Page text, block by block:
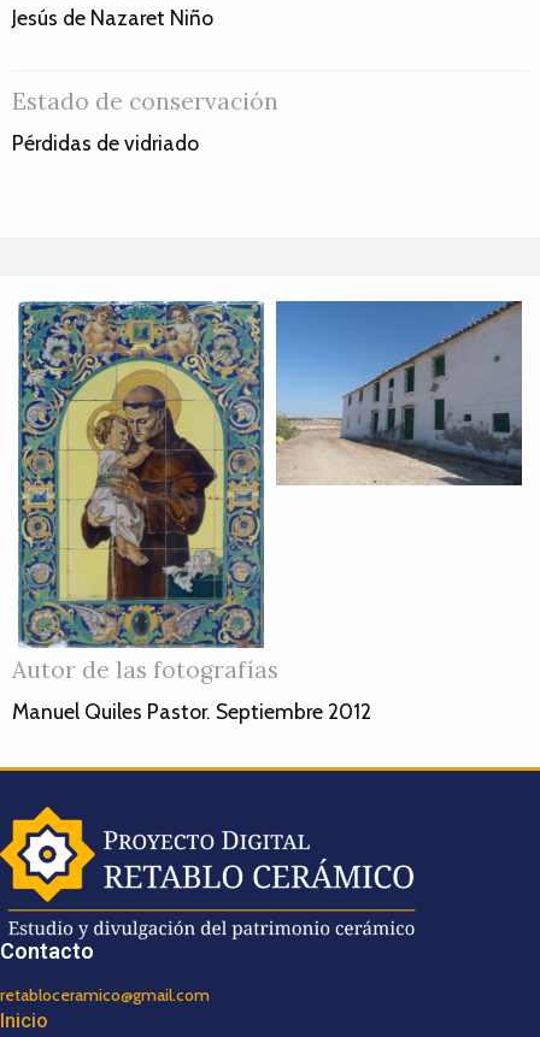
Jesús de Nazaret Niño
Estado de conservación
Pérdidas de vidriado
Autor de las fotografías
Manuel Quiles Pastor. Septiembre 2012
Contacto
retabloceramico@gmail.com
Inicio